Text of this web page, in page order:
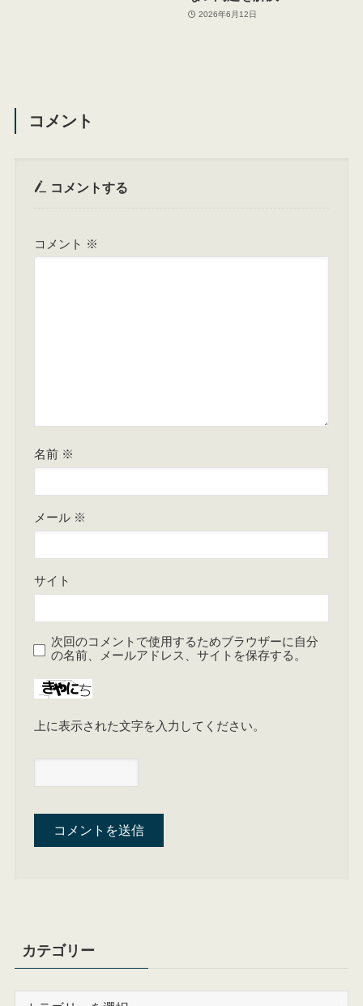
2026年6月12日
コメント
コメントする
コメント ※
名前 ※
メール ※
サイト
次回のコメントで使用するためブラウザーに自分
の名前、メールアドレス、サイトを保存する。
上に表示された文字を入力してください。
カテゴリー